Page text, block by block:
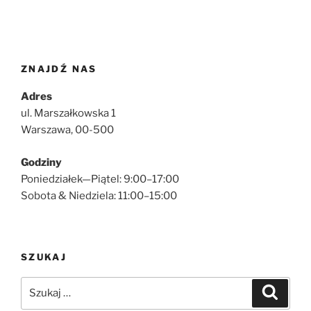
ZNAJDŹ NAS
Adres
ul. Marszałkowska 1
Warszawa, 00-500
Godziny
Poniedziałek—Piątel: 9:00–17:00
Sobota & Niedziela: 11:00–15:00
SZUKAJ